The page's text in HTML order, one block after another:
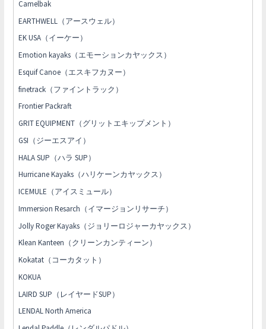
Camelbak
EARTHWELL（アースウェル）
EK USA（イーケー）
Emotion kayaks（エモーションカヤックス）
Esquif Canoe（エスキフカヌー）
finetrack（ファイントラック）
Frontier Packraft
GRIT EQUIPMENT（グリットエキップメント）
GSI（ジーエスアイ）
HALA SUP（ハラ SUP）
Hurricane Kayaks（ハリケーンカヤックス）
ICEMULE（アイスミュール）
Immersion Resarch（イマージョンリサーチ）
Jolly Roger Kayaks（ジョリーロジャーカヤックス）
Klean Kanteen（クリーンカンティーン）
Kokatat（コーカタット）
KOKUA
LAIRD SUP（レイヤードSUP）
LENDAL North America